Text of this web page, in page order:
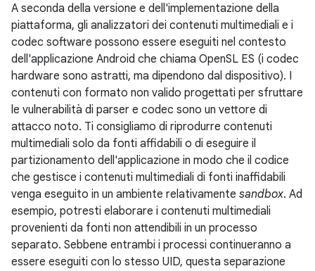
A seconda della versione e dell'implementazione della
piattaforma, gli analizzatori dei contenuti multimediali e i
codec software possono essere eseguiti nel contesto
dell'applicazione Android che chiama OpenSL ES (i codec
hardware sono astratti, ma dipendono dal dispositivo). I
contenuti con formato non valido progettati per sfruttare
le vulnerabilità di parser e codec sono un vettore di
attacco noto. Ti consigliamo di riprodurre contenuti
multimediali solo da fonti affidabili o di eseguire il
partizionamento dell'applicazione in modo che il codice
che gestisce i contenuti multimediali di fonti inaffidabili
venga eseguito in un ambiente relativamente sandbox. Ad
esempio, potresti elaborare i contenuti multimediali
provenienti da fonti non attendibili in un processo
separato. Sebbene entrambi i processi continueranno a
essere eseguiti con lo stesso UID, questa separazione